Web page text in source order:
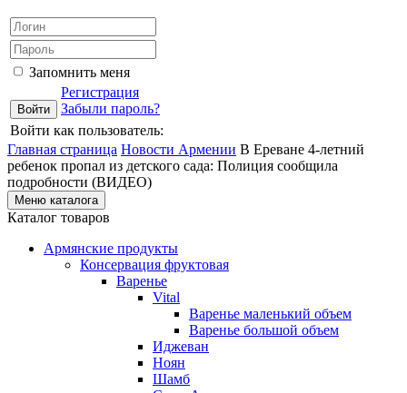
Запомнить меня
Регистрация
Забыли пароль?
Войти как пользователь:
Главная страница Новости Армении В Ереване 4-летний
ребенок пропал из детского сада: Полиция сообщила
подробности (ВИДЕО)
Меню каталога
Каталог товаров
Армянские продукты
Консервация фруктовая
Варенье
Vital
Варенье маленький объем
Варенье большой объем
Иджеван
Ноян
Шамб